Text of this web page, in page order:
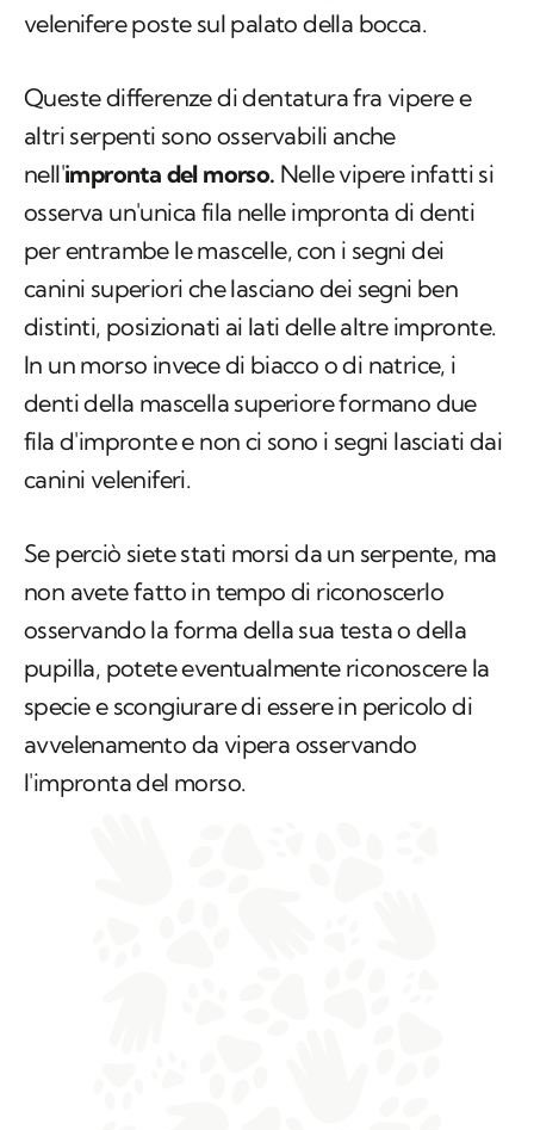
velenifere poste sul palato della bocca.
Queste differenze di dentatura fra vipere e
altri serpenti sono osservabili anche
nell'impronta del morso. Nelle vipere infatti si
osserva un'unica fila nelle impronta di denti
per entrambe le mascelle, con i segni dei
canini superiori che lasciano dei segni ben
distinti, posizionati ai lati delle altre impronte.
In un morso invece di biacco o di natrice, i
denti della mascella superiore formano due
fila d'impronte e non ci sono i segni lasciati dai
canini veleniferi.
Se perciò siete stati morsi da un serpente, ma
non avete fatto in tempo di riconoscerlo
osservando la forma della sua testa o della
pupilla, potete eventualmente riconoscere la
specie e scongiurare di essere in pericolo di
avvelenamento da vipera osservando
l'impronta del morso.